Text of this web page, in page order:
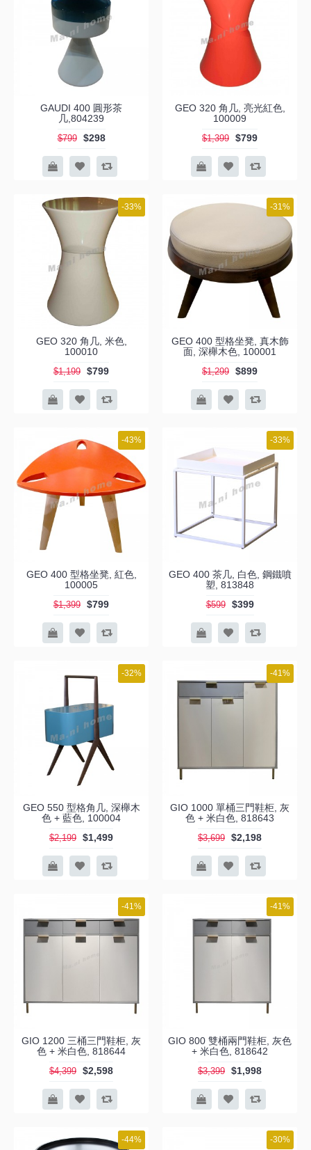
GAUDI 400 圓形茶
几,804239
$799 $298
GEO 320 角几, 亮光紅色,
100009
$1,399 $799
-33%
GEO 320 角几, 米色,
100010
$1,199 $799
-31%
GEO 400 型格坐凳, 真木飾
面, 深櫸木色, 100001
$1,299 $899
-43%
GEO 400 型格坐凳, 紅色,
100005
$1,399 $799
-33%
GEO 400 茶几, 白色, 鋼鐵噴
塑, 813848
$599 $399
-32%
GEO 550 型格角几, 深櫸木
色 + 藍色, 100004
$2,199 $1,499
-41%
GIO 1000 單桶三門鞋柜, 灰
色 + 米白色, 818643
$3,699 $2,198
-41%
GIO 1200 三桶三門鞋柜, 灰
色 + 米白色, 818644
$4,399 $2,598
-41%
GIO 800 雙桶兩門鞋柜, 灰色
+ 米白色, 818642
$3,399 $1,998
-44% -30%